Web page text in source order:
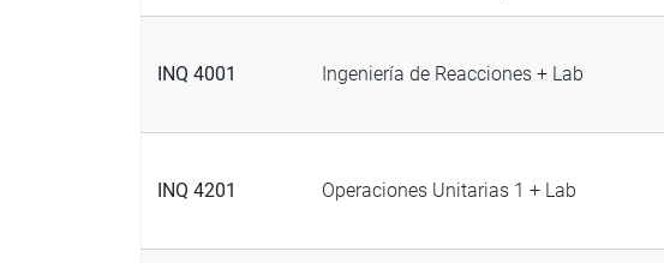
INQ 4001 Ingeniería de Reacciones + Lab
INQ 4201 Operaciones Unitarias 1 + Lab